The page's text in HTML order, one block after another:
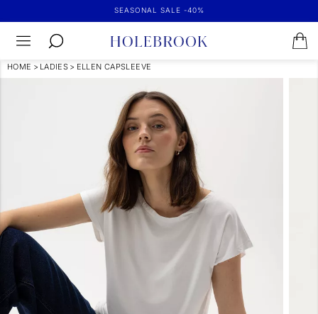
SEASONAL SALE -40%
HOME > LADIES > ELLEN CAPSLEEVE